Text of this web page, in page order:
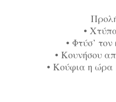
•
• Φτύσ’
• Κουνήσου
• Κούφια η ώρα